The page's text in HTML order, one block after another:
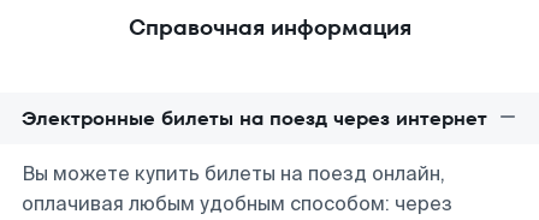
Справочная информация
Электронные билеты на поезд через интернет
Вы можете купить билеты на поезд онлайн,
оплачивая любым удобным способом: через